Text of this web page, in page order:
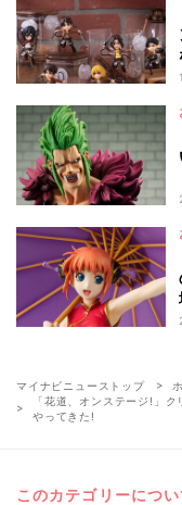
マイナビニューストップ
「花道、オンステージ!」
やってきた!
このカテゴリーについ